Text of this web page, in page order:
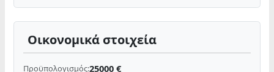
Οικονομικά στοιχεία
Προϋπολογισμός:25000 €